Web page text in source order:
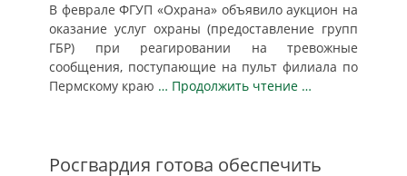
В феврале ФГУП «Охрана» объявило аукцион на
оказание услуг охраны (предоставление групп
ГБР) при реагировании на тревожные
сообщения, поступающие на пульт филиала по
Пермскому краю … Продолжить чтение …
Росгвардия готова обеспечить